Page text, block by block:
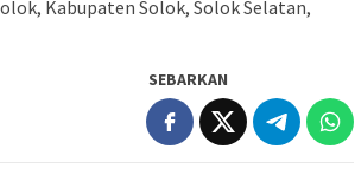
Kabupaten Solok, Solok Selatan,
SEBARKAN